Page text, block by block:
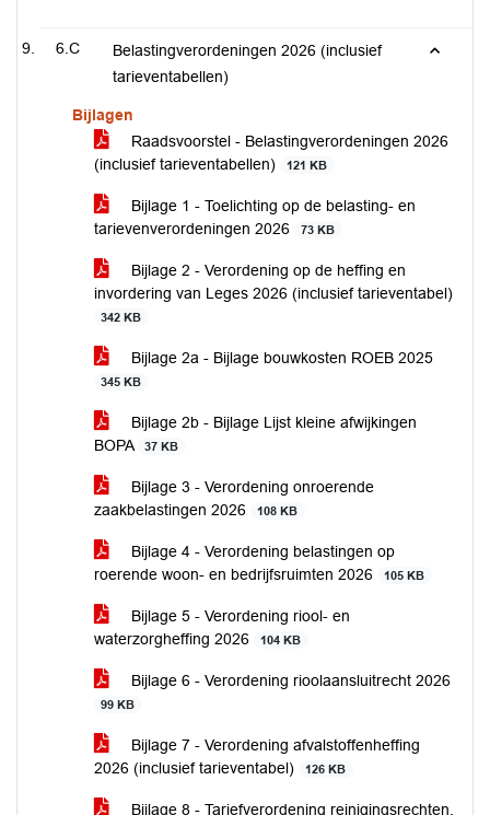
6.C
Belastingverordeningen 2026 (inclusief
tarieventabellen)
Bijlagen
Raadsvoorstel - Belastingverordeningen 2026
(inclusief tarieventabellen)
121 KB
Bijlage 1 - Toelichting op de belasting- en
tarievenverordeningen 2026
73 KB
Bijlage 2 - Verordening op de heffing en
invordering van Leges 2026 (inclusief tarieventabel)
342 KB
Bijlage 2a - Bijlage bouwkosten ROEB 2025
345 KB
Bijlage 2b - Bijlage Lijst kleine afwijkingen
BOPA
37 KB
Bijlage 3 - Verordening onroerende
zaakbelastingen 2026
108 KB
Bijlage 4 - Verordening belastingen op
roerende woon- en bedrijfsruimten 2026
105 KB
Bijlage 5 - Verordening riool- en
waterzorgheffing 2026
104 KB
Bijlage 6 - Verordening rioolaansluitrecht 2026
99 KB
Bijlage 7 - Verordening afvalstoffenheffing
2026 (inclusief tarieventabel)
126 KB
Bijlage 8 - Tariefverordening reinigingsrechten,